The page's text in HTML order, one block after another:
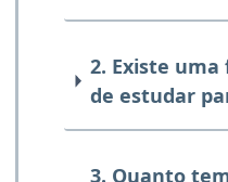
2. Existe
de estudar
3. Quanto